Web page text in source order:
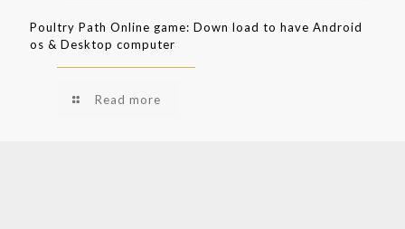
Poultry Path Online game: Down load to have Android
os & Desktop computer
Read more